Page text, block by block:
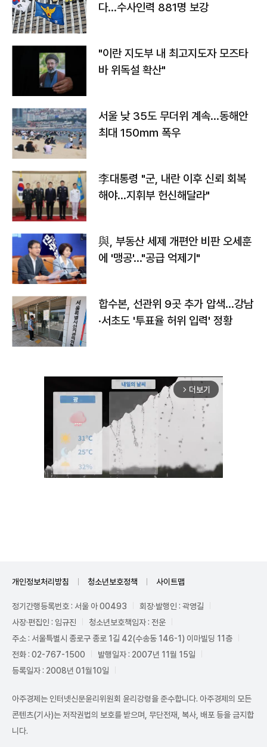
다…수사인력 881명 보강
"이란 지도부 내 최고지도자 모즈타
바 위독설 확산"
서울 낮 35도 무더위 계속…동해안
최대 150㎜ 폭우
李대통령 "군, 내란 이후 신뢰 회복
해야…지휘부 헌신해달라"
與, 부동산 세제 개편안 비판 오세훈
에 '맹공'…"공급 억제기"
합수본, 선관위 9곳 추가 압색…강남
·서초도 '투표율 허위 입력' 정황
arrow_forward_ios 더보기
개인정보처리방침 청소년보호정책 사이트맵
정기간행등록번호 : 서울 아 00493
회장·발행인 : 곽영길
사장·편집인 : 임규진
청소년보호책임자 : 전운
주소 : 서울특별시 종로구 종로 1길 42(수송동 146-1) 이마빌딩 11층
전화 : 02-767-1500
발행일자 : 2007년 11월 15일
등록일자 : 2008년 01월10일
아주경제는 인터넷신문윤리위원회 윤리강령을 준수합니다. 아주경제의 모든
콘텐츠(기사)는 저작권법의 보호를 받으며, 무단전재, 복사, 배포 등을 금지합
니다.